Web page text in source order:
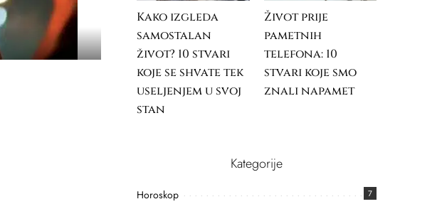
Kako izgleda
samostalan
život? 10 stvari
koje se shvate tek
useljenjem u svoj
stan
Život prije
pametnih
telefona: 10
stvari koje smo
znali napamet
Kategorije
Horoskop 7